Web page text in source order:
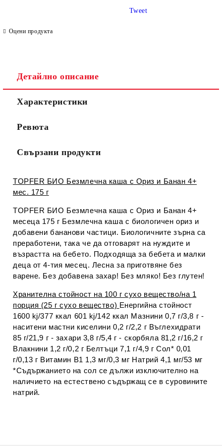
Съгласен съм сПолитиката за лични данни
Ние ще се свържем с вас в рамките на работния ден.
Оцени продукта
Tweet
Детайлно описание
Характеристики
Ревюта
Свързани продукти
TOPFER БИО Безмлечна каша с Ориз и Банан 4+
мес. 175 г
TOPFER БИО Безмлечна каша с Ориз и Банан 4+
месеца 175 г Безмлечна каша с биологичен ориз и
добавени бананови частици. Биологичните зърна са
преработени, така че да отговарят на нуждите и
възрастта на бебето. Подходяща за бебета и малки
деца от 4-тия месец. Лесна за приготвяне без
варене. Без добавена захар! Без мляко! Без глутен!
Хранителна стойност на 100 г сухо вещество/на 1
порция (25 г сухо вещество) Енергийна стойност
1600 kj/377 ккал 601 kj/142 ккал Мазнини 0,7 г/3,8 г -
наситени мастни киселини 0,2 г/2,2 г Въглехидрати
85 г/21,9 г - захари 3,8 г/5,4 г - скорбяла 81,2 г/16,2 г
Влакнини 1,2 г/0,2 г Белтъци 7,1 г/4,9 г Сол* 0,01
г/0,13 г Витамин В1 1,3 мг/0,3 мг Натрий 4,1 мг/53 мг
*Съдържанието на сол се дължи изключително на
наличието на естествено съдържащ се в суровините
натрий.